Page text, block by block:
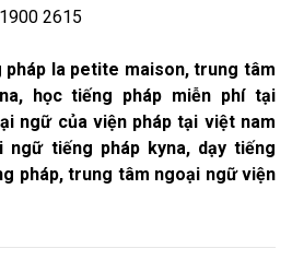
2615
pháp la petite maison, trung tâm
học tiếng pháp miễn phí tại
ngữ của viện pháp tại việt nam
tiếng pháp kyna, dạy tiếng
pháp, trung tâm ngoại ngữ viện